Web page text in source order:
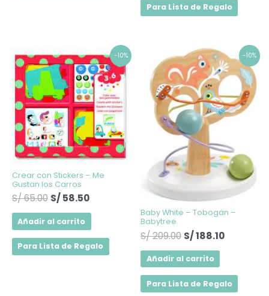
Para Lista de Regalo
-10%
Crear con Stickers – Me
Gustan los Carros
S/65.00
El
precio
original
era:
S/ 65.00.
S/58.50
El
precio
actual
es:
S/ 58.50.
Añadir al carrito
Para Lista de Regalo
-10%
Baby White – Tobogán –
Babytree
S/209.00
El
precio
original
era:
S/ 209.00.
S/188.10
El
precio
actual
S/ 188.10.
Añadir al carrito
Para Lista de Regalo